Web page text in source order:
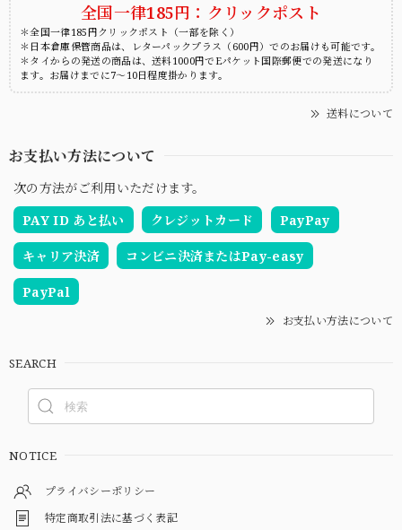
全国一律185円：クリックポスト
＊全国一律185円クリックポスト（一部を除く）
＊日本倉庫保管商品は、レターパックプラス（600円）でのお届けも可能です。
＊タイからの発送の商品は、送料1000円でEパケット国際郵便での発送になり
ます。お届けまでに7～10日程度掛かります。
送料について
お支払い方法について
次の方法がご利用いただけます。
PAY ID あと払い
クレジットカード PayPay
キャリア決済 コンビニ決済またはPay-easy
PayPal
お支払い方法について
SEARCH
NOTICE
プライバシーポリシー
特定商取引法に基づく表記